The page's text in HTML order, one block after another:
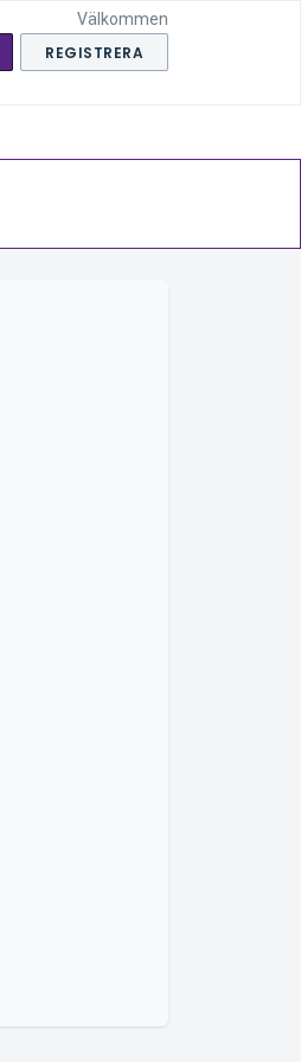
Välkommen
REGISTRERA